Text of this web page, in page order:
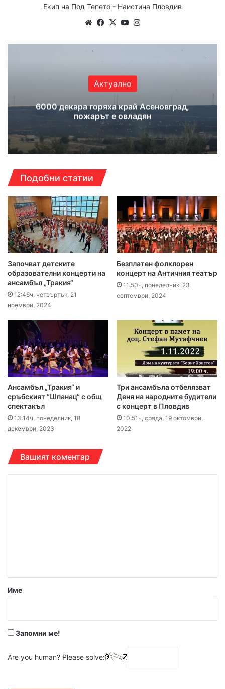
Екип на Под Тепето - Наистина Пловдив
WebsiteFacebook
X YouTube
Актуално
6000 декара горяха край Асеновград,
пожарът е овладян
Подобни статии
Започват детските
образователни концерти на
ансамбъл „Тракия“
12:46ч, четвъртък, 21
ноември, 2024
Безплатен фолклорен
концерт на Античния театър
11:50ч, понеделник, 23
септември, 2024
Ансамбъл „Тракия“ и
сръбският “Шпанац“ с общ
спектакъл
13:14ч, понеделник, 18
декември, 2023
Три ансамбъла отбелязват
Деня на народните будители
с концерт в Пловдив
10:51ч, сряда, 19 октомври,
2022
Вашият коментар
р
Име
Запомни ме!
Are you human? Please solve: